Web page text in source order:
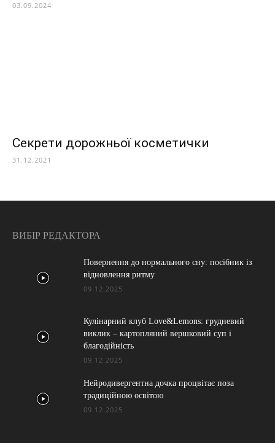
03.09.2024
Секрети дорожньої косметички
31.12.2021
ВИБІР РЕДАКТОРА
Повернення до нормального сну: посібник із
відновлення ритму
09.12.2025
Кулінарний клуб Love&Lemons: грудневий
виклик – картопляний вершковий суп і
благодійність
09.12.2025
Нейродивергентна дочка процвітає поза
традиційною освітою
09.12.2025